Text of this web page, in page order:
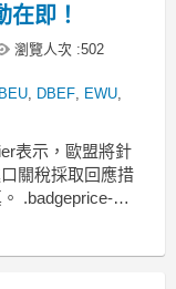
在即！
瀏覽人次 :502
, DBEF, EWU,
表示，歐盟將針
關稅採取回應措
.badgeprice-